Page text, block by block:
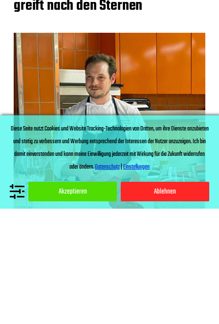
greift nach den Sternen
Diese Seite nutzt Cookies und Website Tracking-Technologien von Dritten, um ihre Dienste anzubieten
und stetig zu verbessern und Werbung entsprechend der Interessen der Nutzer anzuzeigen. Ich bin
damit einverstanden und kann meine Einwilligung jederzeit mit Wirkung für die Zukunft widerrufen
oder ändern.Datenschutz|Einstellungen
Akzeptieren Ablehnen